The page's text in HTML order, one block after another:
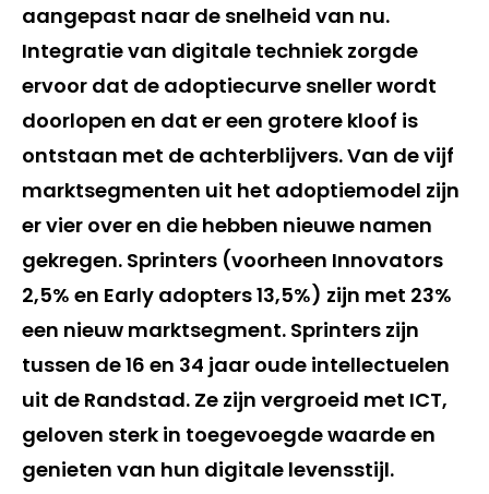
aangepast naar de snelheid van nu.
Integratie van digitale techniek zorgde
ervoor dat de adoptiecurve sneller wordt
doorlopen en dat er een grotere kloof is
ontstaan met de achterblijvers. Van de vijf
marktsegmenten uit het adoptiemodel zijn
er vier over en die hebben nieuwe namen
gekregen. Sprinters (voorheen Innovators
2,5% en Early adopters 13,5%) zijn met 23%
een nieuw marktsegment. Sprinters zijn
tussen de 16 en 34 jaar oude intellectuelen
uit de Randstad. Ze zijn vergroeid met ICT,
geloven sterk in toegevoegde waarde en
genieten van hun digitale levensstijl.